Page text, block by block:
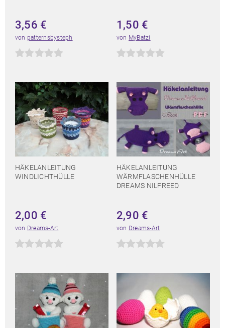
3,56 €
von patternsbysteph
1,50 €
von MyBatzi
HÄKELANLEITUNG
WINDLICHTHÜLLE
2,00 €
von Dreams-Art
HÄKELANLEITUNG
WÄRMFLASCHENHÜLLE
DREAMS NILFREED
2,90 €
von Dreams-Art